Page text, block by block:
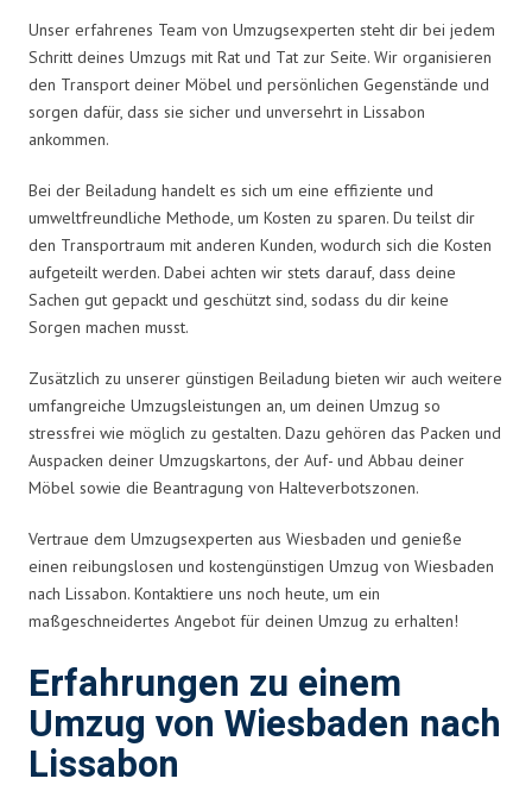
Unser erfahrenes Team von Umzugsexperten steht dir bei jedem
Schritt deines Umzugs mit Rat und Tat zur Seite. Wir organisieren
den Transport deiner Möbel und persönlichen Gegenstände und
sorgen dafür, dass sie sicher und unversehrt in Lissabon
ankommen.
Bei der Beiladung handelt es sich um eine effiziente und
umweltfreundliche Methode, um Kosten zu sparen. Du teilst dir
den Transportraum mit anderen Kunden, wodurch sich die Kosten
aufgeteilt werden. Dabei achten wir stets darauf, dass deine
Sachen gut gepackt und geschützt sind, sodass du dir keine
Sorgen machen musst.
Zusätzlich zu unserer günstigen Beiladung bieten wir auch weitere
umfangreiche Umzugsleistungen an, um deinen Umzug so
stressfrei wie möglich zu gestalten. Dazu gehören das Packen und
Auspacken deiner Umzugskartons, der Auf- und Abbau deiner
Möbel sowie die Beantragung von Halteverbotszonen.
Vertraue dem Umzugsexperten aus Wiesbaden und genieße
einen reibungslosen und kostengünstigen Umzug von Wiesbaden
nach Lissabon. Kontaktiere uns noch heute, um ein
maßgeschneidertes Angebot für deinen Umzug zu erhalten!
Erfahrungen zu einem
Umzug von Wiesbaden nach
Lissabon